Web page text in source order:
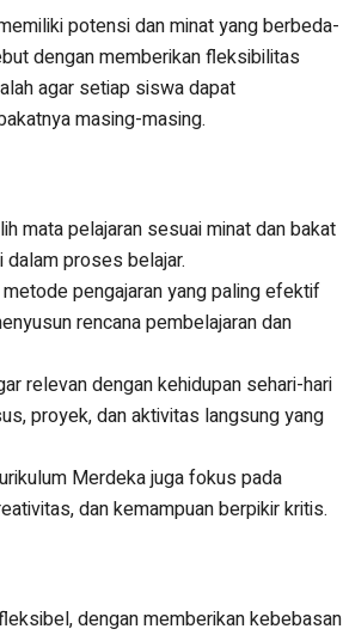
potensi dan minat yang berbeda-
dengan memberikan fleksibilitas
agar setiap siswa dapat
masing-masing.
mata pelajaran sesuai minat dan bakat
dalam proses belajar.
pengajaran yang paling efektif
rencana pembelajaran dan
relevan dengan kehidupan sehari-hari
proyek, dan aktivitas langsung yang
Merdeka juga fokus pada
dan kemampuan berpikir kritis.
dengan memberikan kebebasan